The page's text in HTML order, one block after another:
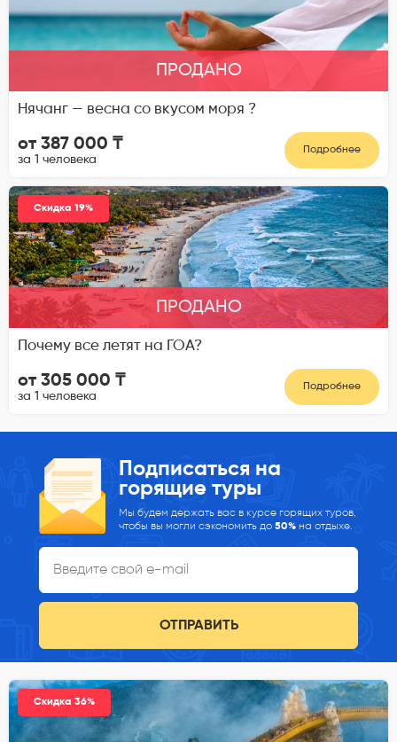
ПРОДАНО
Нячанг — весна со вкусом моря ?
от 387 000 ₸
за 1 человека
Подробнее
Скидка 19%
ПРОДАНО
Почему все летят на ГОА?
от 305 000 ₸
за 1 человека
Подробнее
Подписаться на
горящие туры
Мы будем держать вас в курсе горящих туров,
чтобы вы могли сэкономить до 50% на отдыхе.
ОТПРАВИТЬ
Скидка 36%